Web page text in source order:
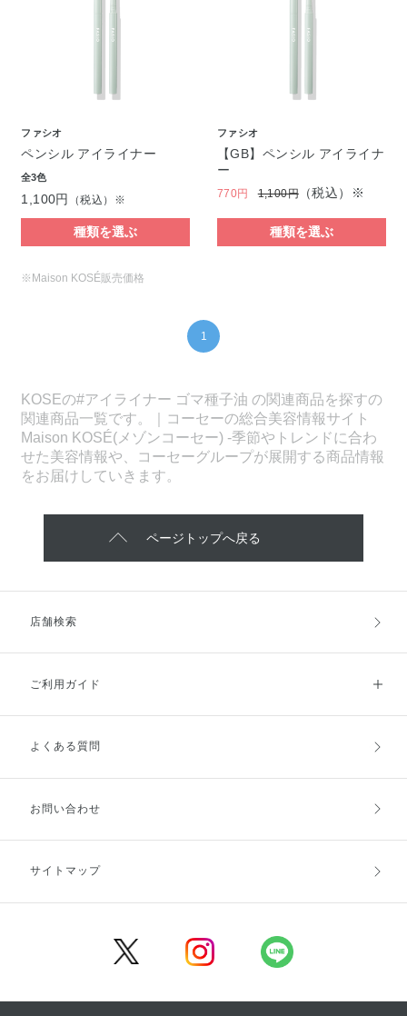
ファシオ
ペンシル アイライナー
全3色
1,100円 （税込）※
種類を選ぶ
ファシオ
【GB】ペンシル アイライナ
ー
770円 1,100円（税込）※
種類を選ぶ
※Maison KOSÉ販売価格
1
KOSEの#アイライナー ゴマ種子油 の関連商品を探すの
関連商品一覧です。｜コーセーの総合美容情報サイト
Maison KOSÉ(メゾンコーセー) -季節やトレンドに合わ
せた美容情報や、コーセーグループが展開する商品情報
をお届けしていきます。
ページトップへ戻る
店舗検索
ご利用ガイド
ご利用ガイドトップ
お支払方法
キャンセル・返品・交換
よくある質問
お問い合わせ
サイトマップ